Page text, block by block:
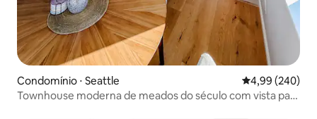
Condomínio ⋅ Seattle 4,99 de uma
4,99 (240)
Townhouse moderna de meados do século com vista para